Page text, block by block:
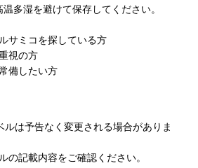
多湿を避けて保存してください。
サミコを探している方
視の方
備したい方
は予告なく変更される場合がありま
の記載内容をご確認ください。